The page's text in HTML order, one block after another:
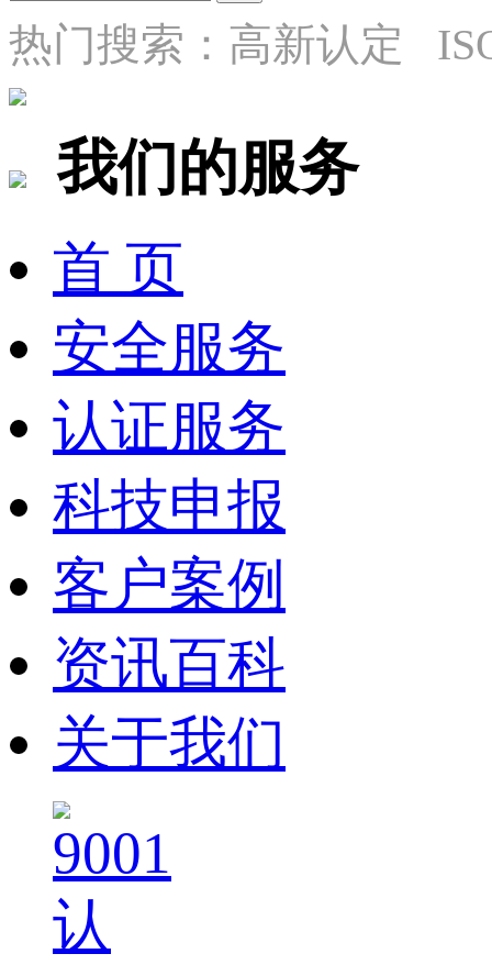
热门搜索：高新认定
我们的服务
首 页
安全服务
认证服务
科技申报
客户案例
资讯百科
关于我们